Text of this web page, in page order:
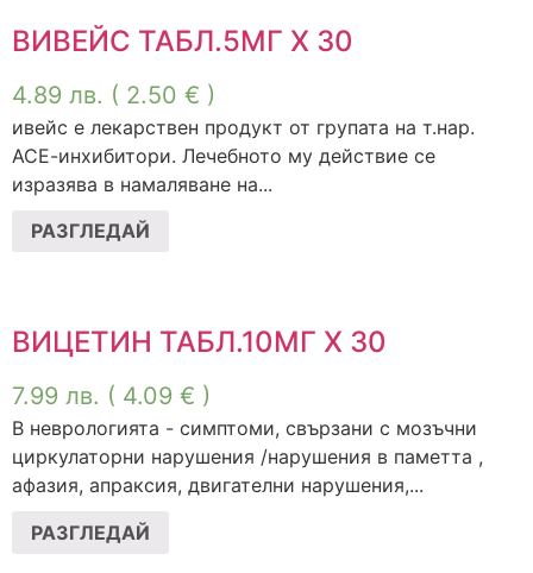
ВИВЕЙС ТАБЛ.5МГ Х 30
4.89 лв. ( 2.50 € )
ивейс е лекарствен продукт от групата на т.нар.
АСЕ-инхибитори. Лечебното му действие се
изразява в намаляване на...
РАЗГЛЕДАЙ
ВИЦЕТИН ТАБЛ.10МГ Х 30
7.99 лв. ( 4.09 € )
В неврологията - симптоми, свързани с мозъчни
циркулаторни нарушения /нарушения в паметта ,
афазия, апраксия, двигателни нарушения,...
РАЗГЛЕДАЙ